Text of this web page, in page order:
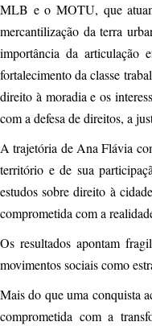
MLB e o MOTU, que
mercantilização da terra
importância da articulação
fortalecimento da classe
direito à moradia e os
com a defesa de direitos, a
A trajetória de Ana Flávia
território e de sua
estudos sobre direito à
comprometida com a
Os resultados apontam
movimentos sociais como
Mais do que uma conquista
comprometida com a